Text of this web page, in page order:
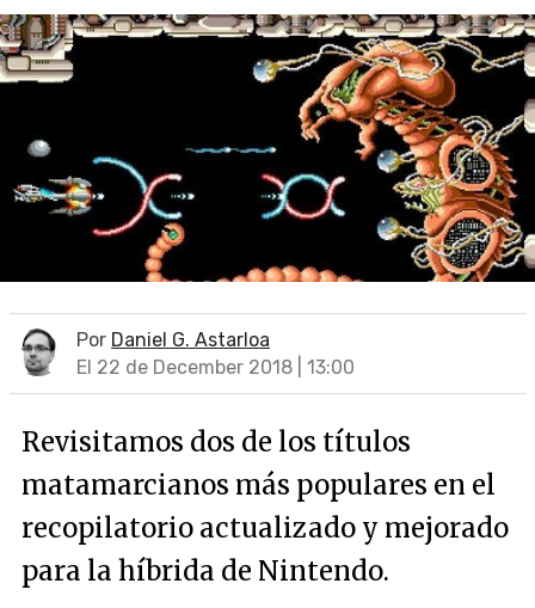
Por Daniel G. Astarloa
El 22 de December 2018 | 13:00
Revisitamos dos de los títulos
matamarcianos más populares en el
recopilatorio actualizado y mejorado
para la híbrida de Nintendo.